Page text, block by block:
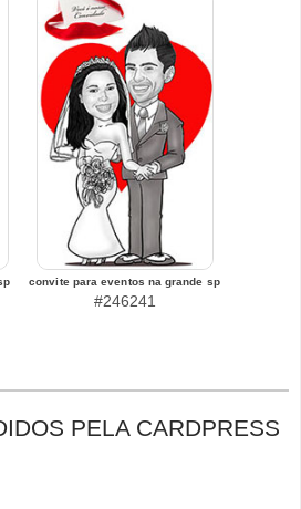
convite para eventos na grande sp
#246241
PELA CARDPRESS